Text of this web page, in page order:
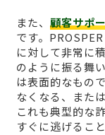
また、 顧客サポ
です。
に対して非常に
のように振る舞
は表面的なもの
なくなる、また
これも典型的な
すぐに逃げるこ